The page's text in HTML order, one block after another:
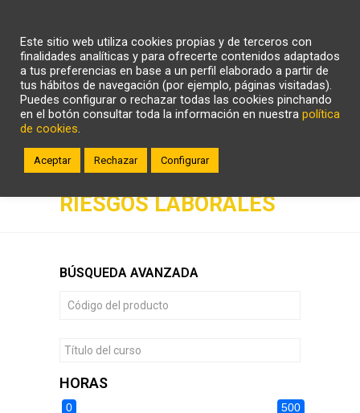
ZONA CLIENTE
RIESGOS LABORALES
BÚSQUEDA AVANZADA
HORAS
0 500
Este sitio web utiliza cookies propias y de terceros con
finalidades analíticas y para ofrecerte contenidos adaptados
a tus preferencias en base a un perfil elaborado a partir de
tus hábitos de navegación (por ejemplo, páginas visitadas).
Puedes configurar o rechazar todas las cookies pinchando
en el botón consultar toda la información en nuestra política
de cookies.
Aceptar Rechazar Configurar